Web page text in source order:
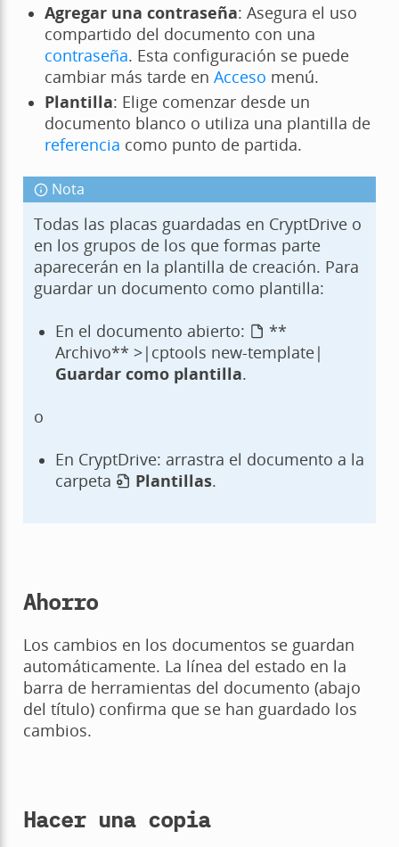
Agregar una contraseña: Asegura el uso
compartido del documento con una
contraseña. Esta configuración se puede
cambiar más tarde en Acceso menú.
Plantilla: Elige comenzar desde un
documento blanco o utiliza una plantilla de
referencia como punto de partida.
Nota
Todas las placas guardadas en CryptDrive o
en los grupos de los que formas parte
aparecerán en la plantilla de creación. Para
guardar un documento como plantilla:
En el documento abierto:
**
Archivo** >|cptools new-template|
Guardar como plantilla.
o
En CryptDrive: arrastra el documento a la
carpeta
Plantillas.
Ahorro
Los cambios en los documentos se guardan
automáticamente. La línea del estado en la
barra de herramientas del documento (abajo
del título) confirma que se han guardado los
cambios.
Hacer una copia